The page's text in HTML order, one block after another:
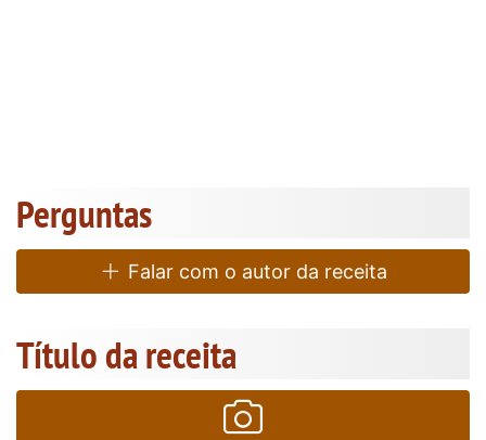
Perguntas
Falar com o autor da receita
Título da receita